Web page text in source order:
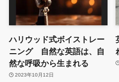
ハリウッド式ボイストレー
ニング 自然な英語は、自
然な呼吸から生まれる
2023年10月12日